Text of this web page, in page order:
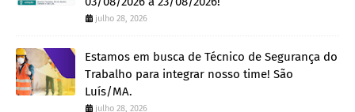
julho 28, 2026
Estamos em busca de Técnico de Segurança do
Trabalho para integrar nosso time! São
Luís/MA.
julho 28, 2026